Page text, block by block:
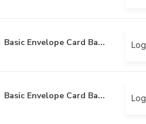
Basic Envelope Card Ba... Log
Basic Envelope Card Ba... Log